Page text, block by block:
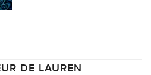
DE LAUREN